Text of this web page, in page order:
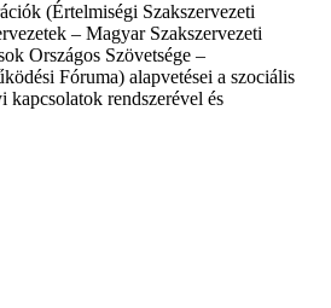
(Értelmiségi Szakszervezeti
– Magyar Szakszervezeti
Országos Szövetsége –
Fóruma) alapvetései a szociális
kapcsolatok rendszerével és